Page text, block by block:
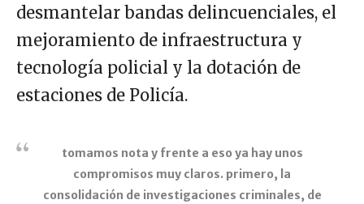
desmantelar bandas delincuenciales, el
mejoramiento de infraestructura y
tecnología policial y la dotación de
estaciones de Policía.
tomamos nota y frente a eso ya hay unos
compromisos muy claros. primero, la
consolidación de investigaciones criminales, de